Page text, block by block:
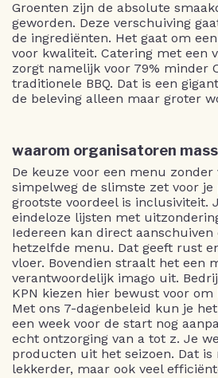
Groenten zijn de absolute
geworden. Deze verschuiving
de ingrediënten. Het gaat om
voor kwaliteit. Catering met een
zorgt namelijk voor 79% minder
traditionele BBQ. Dat is een
de beleving alleen maar groter
waarom organisatoren
De keuze voor een menu zonder
simpelweg de slimste zet voor je
grootste voordeel is inclusiviteit.
eindeloze lijsten met
Iedereen kan direct aanschuiven
hetzelfde menu. Dat geeft rust
vloer. Bovendien straalt het een
verantwoordelijk imago uit.
KPN kiezen hier bewust voor
Met ons 7-dagenbeleid kun je
een week voor de start nog
echt ontzorging van a tot z. Je
producten uit het seizoen. Dat is
lekkerder, maar ook veel